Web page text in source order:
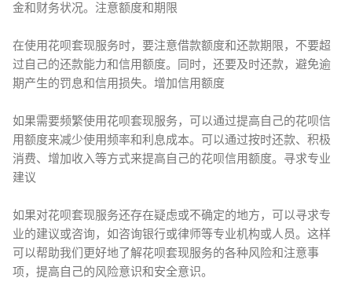
金和财务状况。注意额度和期限
在使用花呗套现服务时，要注意借款额度和还款期限，不要超
过自己的还款能力和信用额度。同时，还要及时还款，避免逾
期产生的罚息和信用损失。增加信用额度
如果需要频繁使用花呗套现服务，可以通过提高自己的花呗信
用额度来减少使用频率和利息成本。可以通过按时还款、积极
消费、增加收入等方式来提高自己的花呗信用额度。寻求专业
建议
如果对花呗套现服务还存在疑虑或不确定的地方，可以寻求专
业的建议或咨询，如咨询银行或律师等专业机构或人员。这样
可以帮助我们更好地了解花呗套现服务的各种风险和注意事
项，提高自己的风险意识和安全意识。